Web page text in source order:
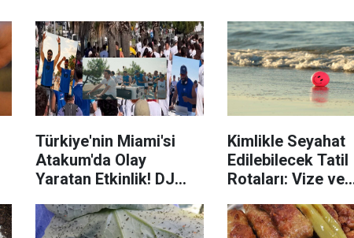
Türkiye'nin Miami'si
Atakum'da Olay
Yaratan Etkinlik! DJ
Büyük Oldu
Kimlikle Seyahat
Edilebilecek Tatil
Rotaları: Vize ve